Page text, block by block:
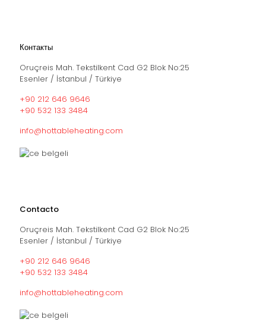
Контакты
Oruçreis Mah. Tekstilkent Cad G2 Blok No:25
Esenler / İstanbul / Türkiye
+90 212 646 9646
+90 532 133 3484
info@hottableheating.com
Contacto
Oruçreis Mah. Tekstilkent Cad G2 Blok No:25
Esenler / İstanbul / Türkiye
+90 212 646 9646
+90 532 133 3484
info@hottableheating.com